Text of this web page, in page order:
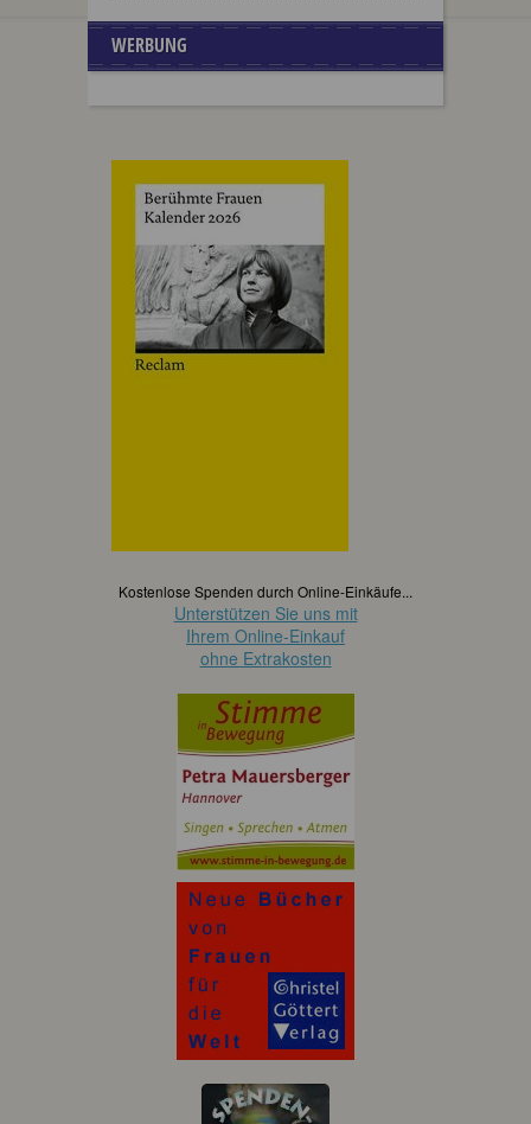
WERBUNG
Kostenlose Spenden durch Online-Einkäufe...
Unterstützen Sie uns mit
Ihrem Online-Einkauf
ohne Extrakosten